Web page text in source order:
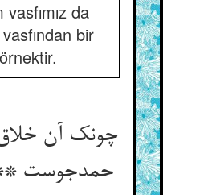
vasfımız da
bir
örnektir.
چونک آن
حمدجوست